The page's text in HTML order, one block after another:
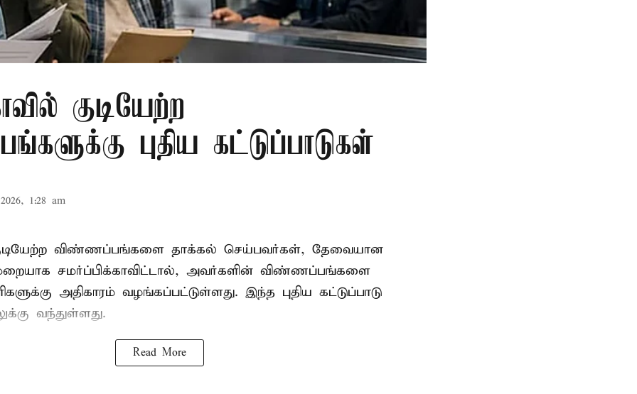
குடியேற்ற
புதிய கட்டுப்பாடுகள்
1:28 am
விண்ணப்பங்களை தாக்கல் செய்பவர்கள், தேவையான
சமர்ப்பிக்காவிட்டால், அவர்களின் விண்ணப்பங்களை
அதிகாரம் வழங்கப்பட்டுள்ளது. இந்த புதிய கட்டுப்பாடு
வந்துள்ளது.
Read More